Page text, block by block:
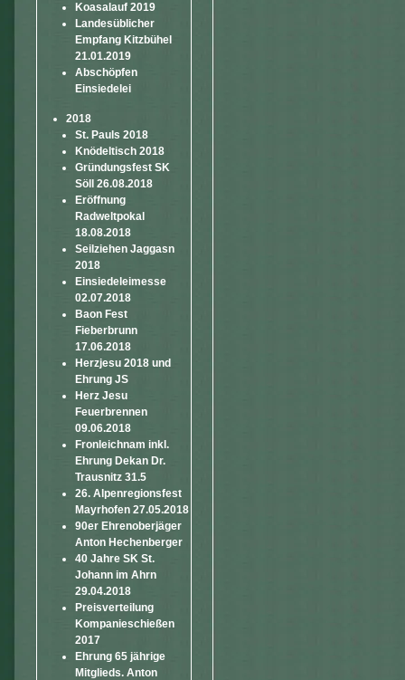
Koasalauf 2019
Landesüblicher
Empfang Kitzbühel
21.01.2019
Abschöpfen
Einsiedelei
2018
St. Pauls 2018
Knödeltisch 2018
Gründungsfest SK
Söll 26.08.2018
Eröffnung
Radweltpokal
18.08.2018
Seilziehen Jaggasn
2018
Einsiedeleimesse
02.07.2018
Baon Fest
Fieberbrunn
17.06.2018
Herzjesu 2018 und
Ehrung JS
Herz Jesu
Feuerbrennen
09.06.2018
Fronleichnam inkl.
Ehrung Dekan Dr.
Trausnitz 31.5
26. Alpenregionsfest
Mayrhofen 27.05.2018
90er Ehrenoberjäger
Anton Hechenberger
40 Jahre SK St.
Johann im Ahrn
29.04.2018
Preisverteilung
Kompanieschießen
2017
Ehrung 65 jährige
Mitglieds. Anton